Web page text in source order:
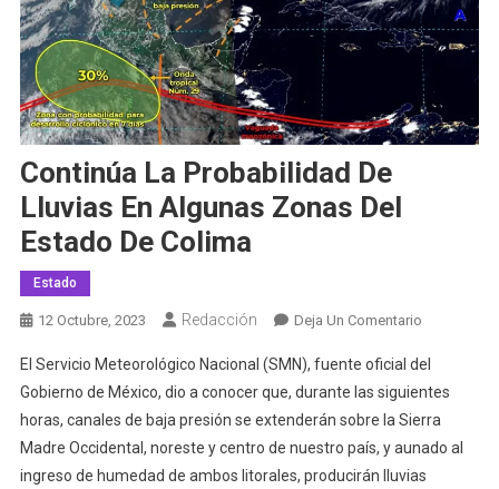
Continúa La Probabilidad De
Lluvias En Algunas Zonas Del
Estado De Colima
Estado
12 Octubre, 2023 Redacción Deja Un ComentarioEn
La
De
Lluvias
En
El Servicio Meteorológico Nacional (SMN), fuente oficial del
Gobierno de México, dio a conocer que, durante las siguientes
horas, canales de baja presión se extenderán sobre la Sierra
Madre Occidental, noreste y centro de nuestro país, y aunado al
ingreso de humedad de ambos litorales, producirán lluvias